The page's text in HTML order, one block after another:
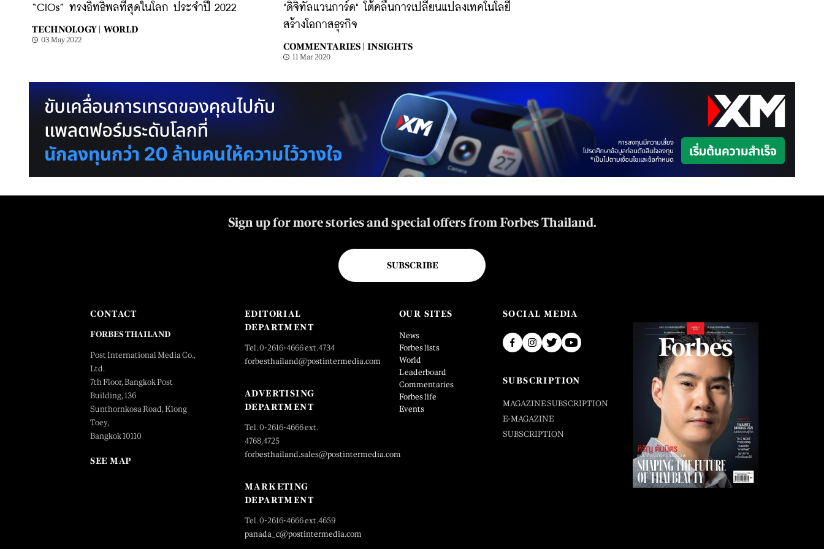
“CIOs” ทรงอิทธิพลที่สุดในโลก ประจำปี 2022
TECHNOLOGY | WORLD
03 May 2022
"ดิจิทัลแวนการ์ด" โต้คลื่นการเปลี่ยนแปลงเทคโนโลยี
สร้างโอกาสธุรกิจ
COMMENTARIES | INSIGHTS
11 Mar 2020
Sign up for more stories and special offers from Forbes Thailand.
SUBSCRIBE
CONTACT
FORBES THAILAND
Post International Media Co.,
Ltd.
7th Floor, Bangkok Post
Building, 136
Sunthornkosa Road, Klong
Toey,
Bangkok 10110
SEE MAP
EDITORIAL
DEPARTMENT
Tel. 0-2616-4666 ext.4734
forbesthailand@postintermedia.com
ADVERTISING
DEPARTMENT
Tel. 0-2616-4666 ext.
4768,4725
forbesthailand.sales@postintermedia.com
MARKETING
DEPARTMENT
Tel. 0-2616-4666 ext.4659
panada_c@postintermedia.com
OUR SITES
News
Forbes lists
World
Leaderboard
Commentaries
Forbes life
Events
SOCIAL MEDIA
SUBSCRIPTION
MAGAZINE SUBSCRIPTION
E-MAGAZINE
SUBSCRIPTION